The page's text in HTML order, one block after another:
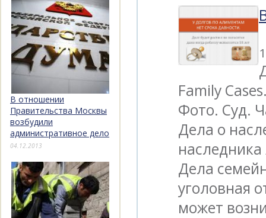
Family
Фото. Суд.
Дела о
наследника
Дела
уголовная
может
В отношении
Правительства Москвы
возбудили
административное дело
04.12.2013